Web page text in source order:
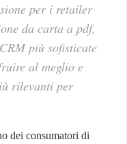
per i retailer
da carta a pdf,
più sofisticate
al meglio e
rilevanti per
dei consumatori di